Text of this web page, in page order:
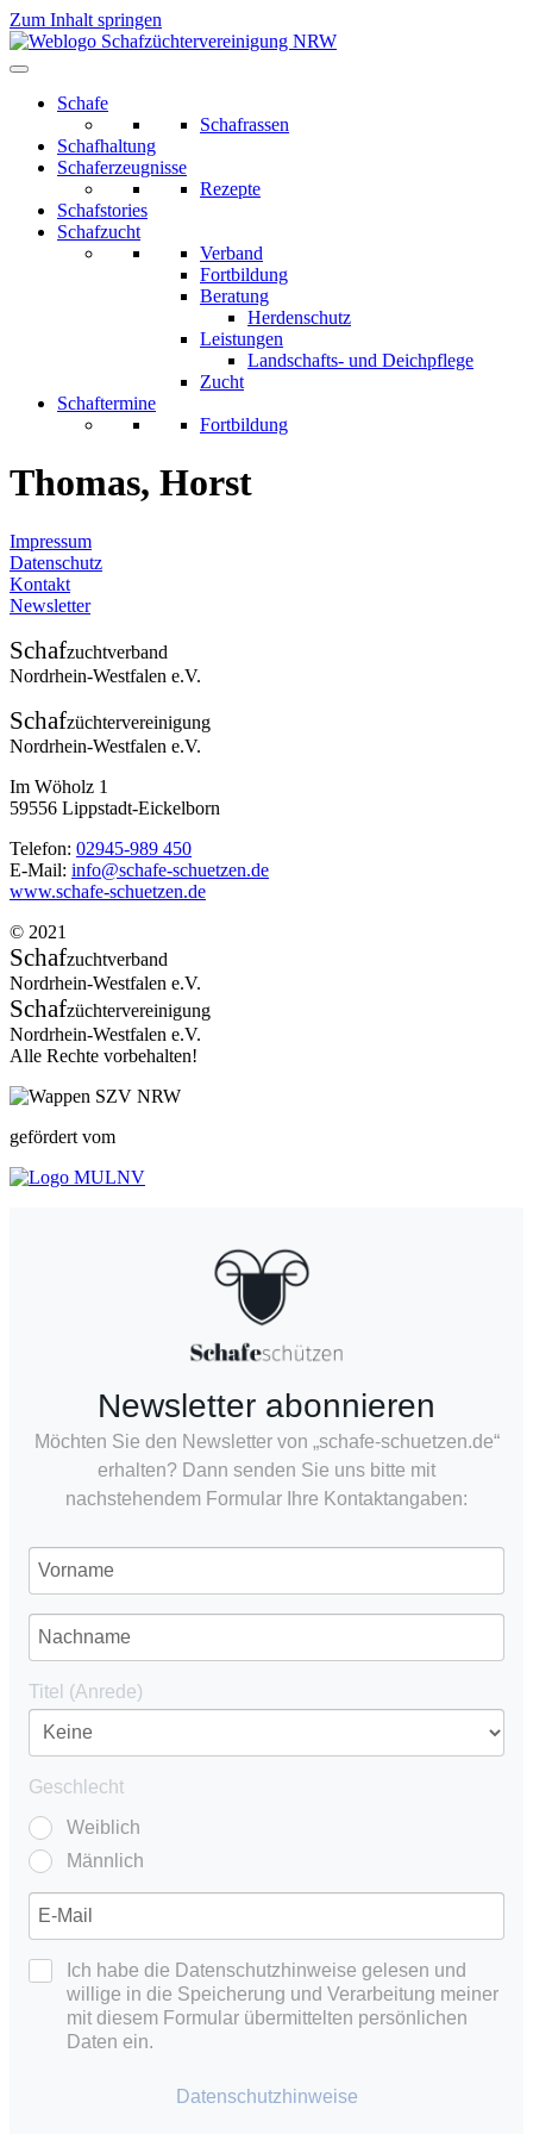
Zum Inhalt springen
Schafe
Schafrassen
Schafhaltung
Schaferzeugnisse
Rezepte
Schafstories
Schafzucht
Verband
Fortbildung
Beratung
Herdenschutz
Leistungen
Landschafts- und Deichpflege
Zucht
Schaftermine
Fortbildung
Thomas, Horst
Impressum
Datenschutz
Kontakt
Newsletter
Schafzuchtverband
Nordrhein-Westfalen e.V.
Schafzüchtervereinigung
Nordrhein-Westfalen e.V.
Im Wöholz 1
59556 Lippstadt-Eickelborn
Telefon: 02945-989 450
E-Mail: info@schafe-schuetzen.de
www.schafe-schuetzen.de
© 2021
Schafzuchtverband
Nordrhein-Westfalen e.V.
Schafzüchtervereinigung
Nordrhein-Westfalen e.V.
Alle Rechte vorbehalten!
gefördert vom
Newsletter abonnieren
Möchten Sie den Newsletter von „schafe-schuetzen.de“
erhalten? Dann senden Sie uns bitte mit
nachstehendem Formular Ihre Kontaktangaben:
Titel (Anrede)
Geschlecht
Weiblich
Männlich
Ich habe die Datenschutzhinweise gelesen und
willige in die Speicherung und Verarbeitung meiner
mit diesem Formular übermittelten persönlichen
Daten ein.
Datenschutzhinweise